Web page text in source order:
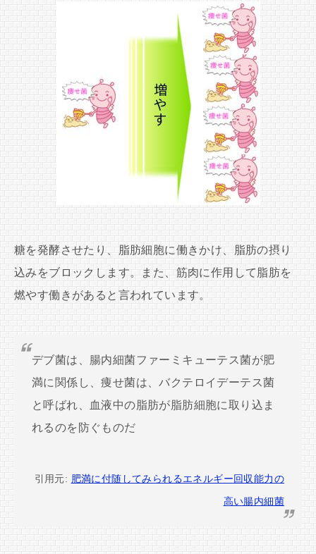
糖を発酵させたり、脂肪細胞に働きかけ、脂肪の摂り
込みをブロックします。また、筋肉に作用して脂肪を
燃やす働きがあると言われています。
デブ菌は、腸内細菌ファーミキューテス菌が肥
満に関係し、痩せ菌は、バクテロイデーテス菌
と呼ばれ、血液中の脂肪が脂肪細胞に取り込ま
れるのを防ぐものだ
引用元: 肥満に付随してみられるエネルギー回収能力の
高い腸内細菌